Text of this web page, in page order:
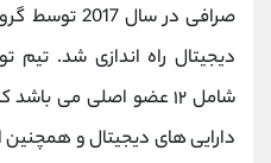
صرافی در
دیجیتال راه اندازی شد.
شامل ۱۲ عضو اصلی می
دارایی های دیجیتال و همچنین